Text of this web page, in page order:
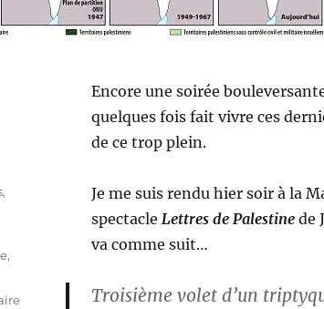
Encore une soirée
quelques fois fait vivre ces
de ce trop plein.
Je me suis rendu hier soir à la
spectacle Lettres de Palestine de
va comme suit…
Troisième volet d’un
,
,
sur